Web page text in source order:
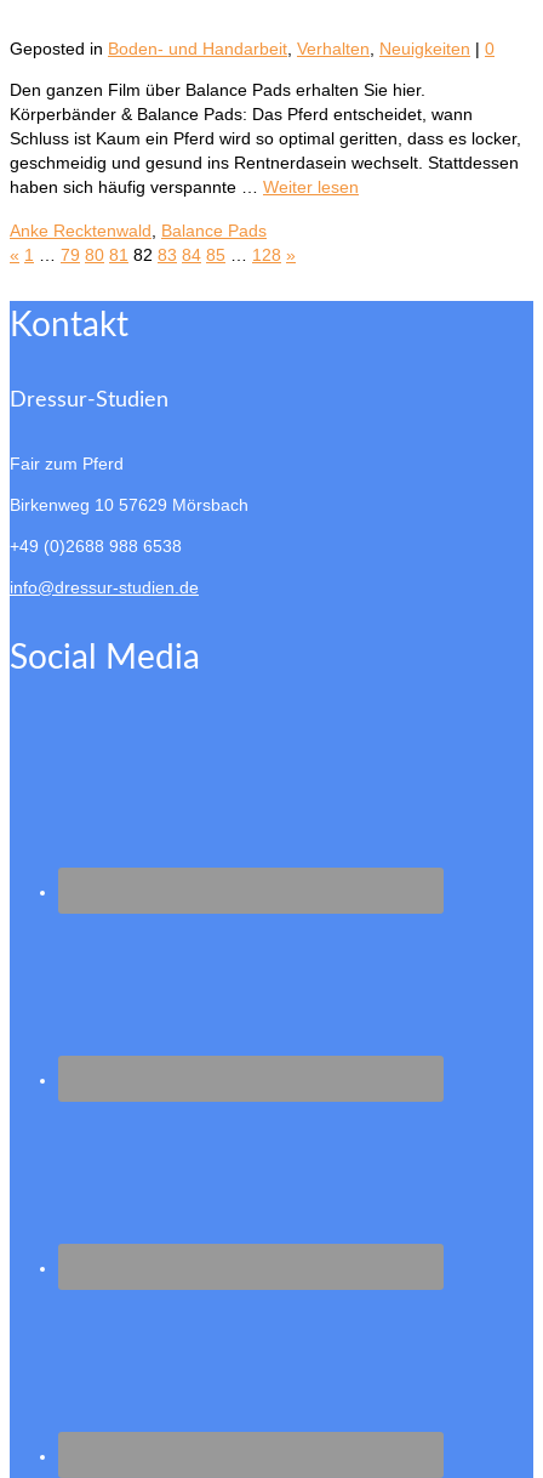
Geposted in Boden- und Handarbeit Verhalten Neuigkeiten | 0
Den ganzen Film über Balance Pads erhalten Sie hier.
Körperbänder & Balance Pads: Das Pferd entscheidet, wann
Schluss ist Kaum ein Pferd wird so optimal geritten, dass es locker,
geschmeidig und gesund ins Rentnerdasein wechselt. Stattdessen
haben sich häufig verspannte … Weiter lesen
Anke Recktenwald
Balance Pads
« 1 79 80 81 82 83 84 85 128 »
Kontakt
Dressur-Studien
Fair zum Pferd
Birkenweg 10 57629 Mörsbach
+49 (0)2688 988 6538
info@dressur-studien.de
Social Media